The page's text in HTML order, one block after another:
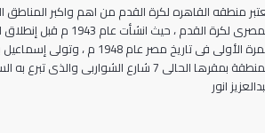
منطقه القاهره لكرة القدم من اهم واكبر المناطق
المصرى لكرة القدم ، حيث انشأت
للمرة الأولى فى تاريخ مصر عام 1948 م
المنطقة بمقرها الحالى 7 شارع الشواربى والذى
انور